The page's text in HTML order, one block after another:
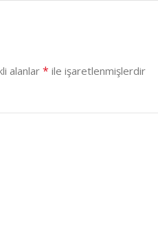
alanlar * ile işaretlenmişlerdir